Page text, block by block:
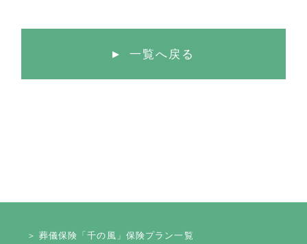
一覧へ戻る
＞ 葬儀保険「千の風」保険プラン一覧